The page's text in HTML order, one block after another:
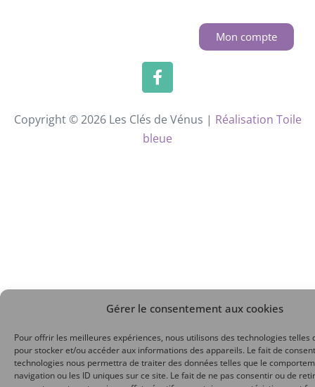
Gérer le consentement aux cookies
Pour offrir les meilleures expériences, nous utilisons des technologies telles
pour stocker et/ou accéder aux informations des appareils. Le fait de
technologies nous permettra de traiter des données telles que le
navigation ou les ID uniques sur ce site. Le fait de ne pas consentir ou de
Mon compte
Copyright © 2026 Les Clés de Vénus | Réalisation Toile
bleue